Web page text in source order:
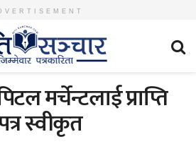
मर्चेन्टलाई प्राप्ति
स्वीकृत